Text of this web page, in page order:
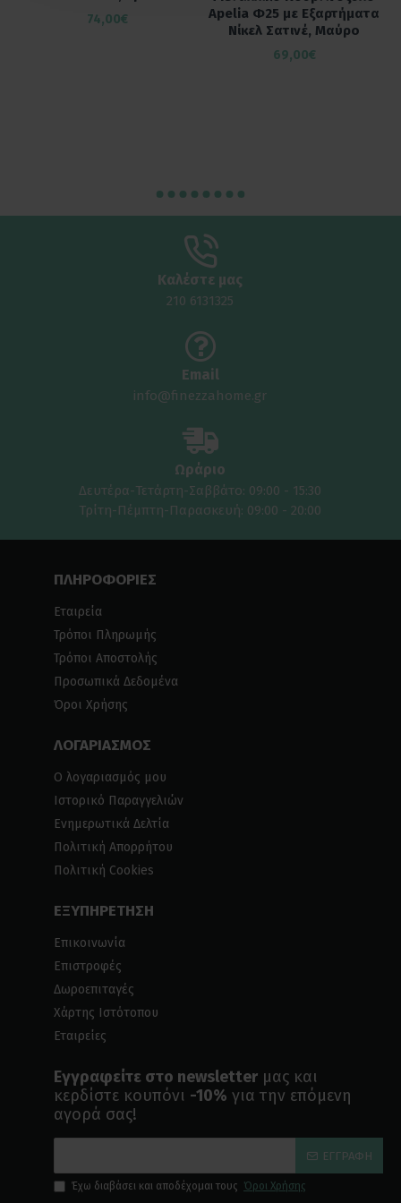
74,00€
Apelia Φ25 με Εξαρτήματα
Νίκελ Σατινέ, Μαύρο
69,00€
Καλέστε μας
210 6131325
Email
info@finezzahome.gr
Ωράριο
Δευτέρα-Τετάρτη-Σαββάτο: 09:00 - 15:30
Τρίτη-Πέμπτη-Παρασκευή: 09:00 - 20:00
ΠΛΗΡΟΦΟΡΙΕΣ
Εταιρεία
Τρόποι Πληρωμής
Τρόποι Αποστολής
Προσωπικά Δεδομένα
Όροι Χρήσης
ΛΟΓΑΡΙΑΣΜΟΣ
Ο λογαριασμός μου
Ιστορικό Παραγγελιών
Ενημερωτικά Δελτία
Πολιτική Απορρήτου
Πολιτική Cookies
ΕΞΥΠΗΡΕΤΗΣΗ
Επικοινωνία
Επιστροφές
Δωροεπιταγές
Χάρτης Ιστότοπου
Εταιρείες
Εγγραφείτε στο newsletter μας και
κερδίστε κουπόνι -10% για την επόμενη
αγορά σας!
ΕΓΓΡΑΦΉ
Έχω διαβάσει και αποδέχομαι τους Όροι Χρήσης